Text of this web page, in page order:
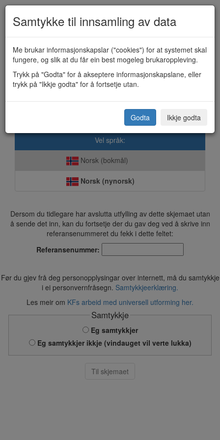
Forelderpermisjon (KF-228)
Kvinnherad kommune
Vel språk:
Norsk (bokmål)
Norsk (nynorsk)
Dersom du tidlegare har avslutta utfylling av dette skjemaet utan
å sende det inn, kan du fortsetje der du gav deg ved å skrive inn
referansenummeret du fekk i dette feltet:
Referansenummer:
Før du gjev frå deg personopplysingar over internett, må du samtykkje
i ei personvernfråsegn. Samtykkjeerklæring.
Les meir om KFs arbeid med universell utforming her.
Samtykkje
Eg samtykkjer
Eg samtykkjer ikkje (vindauget vil verte lukka)
Til skjemaet
Samtykke til innsamling av data
Me brukar informasjonskapslar ("cookies") for at systemet skal
fungere, og slik at du får ein best mogeleg brukaroppleving.
Trykk på "Godta" for å akseptere informasjonskapslane, eller
trykk på "Ikkje godta" for å fortsetje utan.
Godta Ikkje godta